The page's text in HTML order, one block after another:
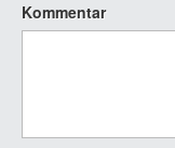
Kommentar